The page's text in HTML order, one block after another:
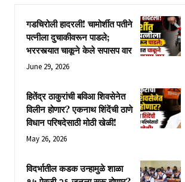
गडचिरोली हादरली! चामोर्शीत पतीने
पत्नीला दुचाकीवरून पाडले;
भररस्त्यात चाकूने केले सपासप वार
June 29, 2026
हितेंद्र ठाकुरांची बविआ शिवसेनेत
विलीन होणार? एकनाथ शिंदेंची ठाणे
विधान परिषदेसाठी मोठी खेळी!
May 26, 2026
विदर्भातील कडक उन्हामुळे शाळा